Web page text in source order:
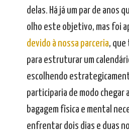
delas. Há já um par de anos
olho este objetivo, mas foi
devido à nossa parceria,
para estruturar um
escolhendo
participaria de modo chegar
bagagem física e mental
enfrentar dois dias e duas